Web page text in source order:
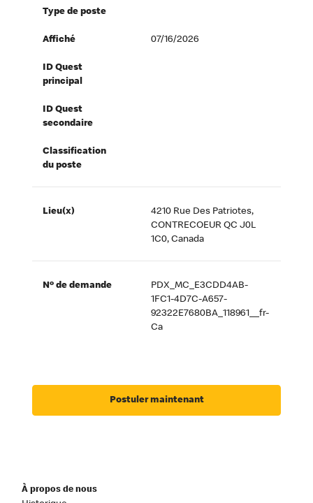
Type de poste
Affiché 07/16/2026
ID Quest
principal
ID Quest
secondaire
Classification
du poste
Lieu(x)
4210 Rue Des Patriotes,
CONTRECOEUR QC J0L
1C0, Canada
Nº de demande
PDX_MC_E3CDD4AB-
1FC1-4D7C-A657-
92322E7680BA_118961__fr-
Ca
Postuler maintenant
À propos de nous